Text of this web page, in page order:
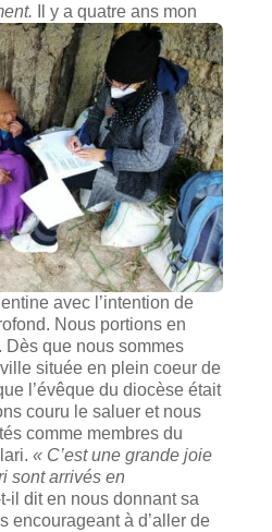
Il y a quatre ans mon
avec l’intention de
Nous portions en
Dès que nous sommes
située en plein coeur de
l’évêque du diocèse était
couru le saluer et nous
comme membres du
« C’est une grande joie
sont arrivés en
il dit en nous donnant sa
encourageant à d’aller de